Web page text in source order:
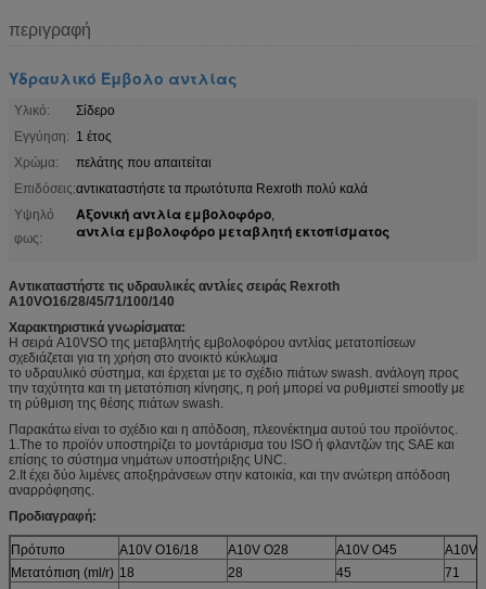
περιγραφή
Υδραυλικό Έμβολο αντλίας
Υλικό:
Σίδερο
Εγγύηση: 1 έτος
Χρώμα:
πελάτης που απαιτείται
Επιδόσεις:αντικαταστήστε τα πρωτότυπα Rexroth πολύ καλά
Υψηλό
φως:
Αξονική αντλία εμβολοφόρο,
αντλία εμβολοφόρο μεταβλητή εκτοπίσματος
Αντικαταστήστε τις υδραυλικές αντλίες σειράς Rexroth
A10VO16/28/45/71/100/140
Χαρακτηριστικά γνωρίσματα:
Η σειρά A10VSO της μεταβλητής εμβολοφόρου αντλίας μετατοπίσεων
σχεδιάζεται για τη χρήση στο ανοικτό κύκλωμα
το υδραυλικό σύστημα, και έρχεται με το σχέδιο πιάτων swash. ανάλογη προς
την ταχύτητα και τη μετατόπιση κίνησης, η ροή μπορεί να ρυθμιστεί smootly με
τη ρύθμιση της θέσης πιάτων swash.
Παρακάτω είναι το σχέδιο και η απόδοση, πλεονέκτημα αυτού του προϊόντος.
1.The το προϊόν υποστηρίζει το μοντάρισμα του ISO ή φλαντζών της SAE και
επίσης το σύστημα νημάτων υποστήριξης UNC.
2.It έχει δύο λιμένες αποξηράνσεων στην κατοικία, και την ανώτερη απόδοση
αναρρόφησης.
Προδιαγραφή:
Πρότυπο A10V O16/18 A10V O28 A10V O45
A10V
Μετατόπιση (ml/r) 18 28 45
71